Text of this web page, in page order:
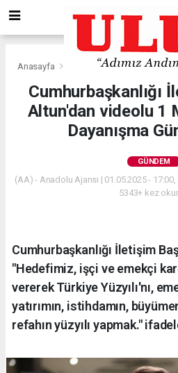
Anasayfa Gündem
Cumhurbaşkanlığı
Altun'dan videolu 1
Dayanışma
GÜNDEM
(AA) - Anadolu Ajansı | 01.05.2025 -
5343+ kez
Cumhurbaşkanlığı İletişim
"Hedefimiz, işçi ve emekçi
vererek Türkiye Yüzyılı'nı,
yatırımın, istihdamın,
refahın yüzyılı yapmak."